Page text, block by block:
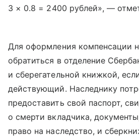
3 × 0.8 = 2400 рублей», —
Для оформления компенсации
обратиться в отделение
и сберегательной книжкой,
действующий. Наследнику
предоставить свой паспорт,
о смерти вкладчика,
право на наследство, и